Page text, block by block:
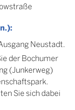
Neustadt.
der Bochumer
(Junkerweg)
Sie sich dabei